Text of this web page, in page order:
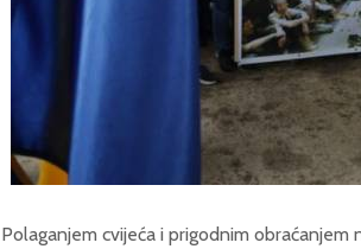
Polaganjem cvijeća i prigodnim obraćanjem